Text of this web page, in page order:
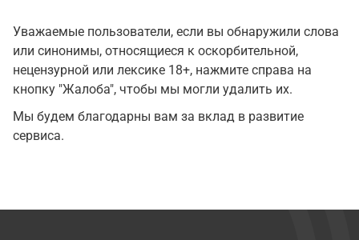
Уважаемые пользователи, если вы обнаружили слова
или синонимы, относящиеся к оскорбительной,
нецензурной или лексике 18+, нажмите справа на
кнопку "Жалоба", чтобы мы могли удалить их.
Мы будем благодарны вам за вклад в развитие
сервиса.